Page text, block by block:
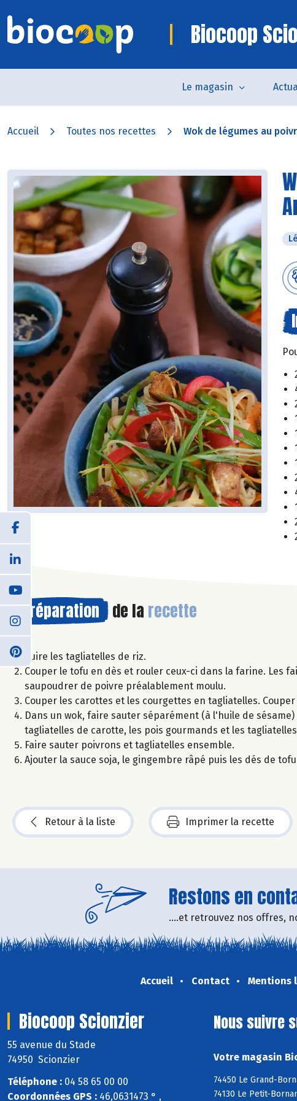
Biocoop
Le magasin
Accueil Toutes nos recettes Wok de légumes au
Préparation de la recette
Cuire les tagliatelles de riz.
Couper le tofu en dès et rouler ceux-ci dans la farine. Les
saupoudrer de poivre préalablement moulu.
Couper les carottes et les courgettes en tagliatelles.
Dans un wok, faire sauter séparément (à l'huile de
tagliatelles de carotte, les pois gourmands et les
Faire sauter poivrons et tagliatelles ensemble.
Ajouter la sauce soja, le gingembre râpé puis les dés de
Retour à la liste Imprimer la recette
Restons en
....et retrouvez nos offres,
Accueil Contact Mentions
Biocoop Scionzier
55 avenue du Stade
74950 Scionzier
Téléphone : 04 58 65 00 00
Coordonnées GPS : 46,0631473 ° ,
Nous suivre
Votre magasin
74450 Le Grand-
74130 Le Petit-